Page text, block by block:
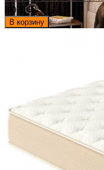
8 070₽
В корзину